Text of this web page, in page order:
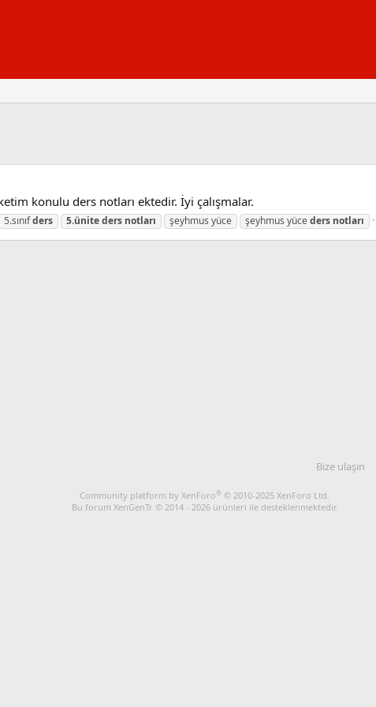
konulu ders notları ektedir. İyi çalışmalar.
5.sınıfders 5.üniteders notları şeyhmus yüce şeyhmus yüceders notları
Bize ulaşın
Community platform by XenForo® © 2010-2025 XenForo Ltd.
Bu forum XenGenTr © 2014 - 2026 ürünleri ile desteklenmektedir